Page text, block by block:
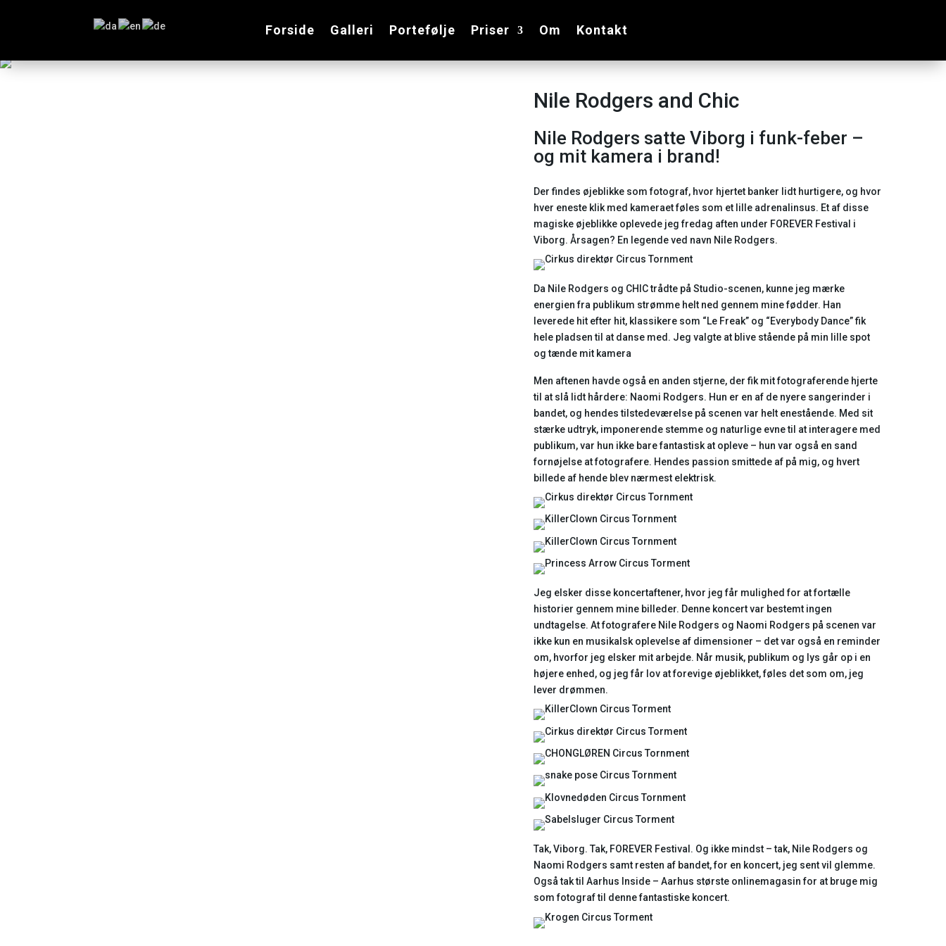
Forside Galleri Portefølje Priser Om Kontakt
Nile Rodgers and Chic
Nile Rodgers satte Viborg i funk-feber –
og mit kamera i brand!
Der findes øjeblikke som fotograf, hvor hjertet banker lidt hurtigere, og hvor
hver eneste klik med kameraet føles som et lille adrenalinsus. Et af disse
magiske øjeblikke oplevede jeg fredag aften under FOREVER Festival i
Viborg. Årsagen? En legende ved navn Nile Rodgers.
Da Nile Rodgers og CHIC trådte på Studio-scenen, kunne jeg mærke
energien fra publikum strømme helt ned gennem mine fødder. Han
leverede hit efter hit, klassikere som “Le Freak” og “Everybody Dance” fik
hele pladsen til at danse med. Jeg valgte at blive stående på min lille spot
og tænde mit kamera
Men aftenen havde også en anden stjerne, der fik mit fotograferende hjerte
til at slå lidt hårdere: Naomi Rodgers. Hun er en af de nyere sangerinder i
bandet, og hendes tilstedeværelse på scenen var helt enestående. Med sit
stærke udtryk, imponerende stemme og naturlige evne til at interagere med
publikum, var hun ikke bare fantastisk at opleve – hun var også en sand
fornøjelse at fotografere. Hendes passion smittede af på mig, og hvert
billede af hende blev nærmest elektrisk.
Jeg elsker disse koncertaftener, hvor jeg får mulighed for at fortælle
historier gennem mine billeder. Denne koncert var bestemt ingen
undtagelse. At fotografere Nile Rodgers og Naomi Rodgers på scenen var
ikke kun en musikalsk oplevelse af dimensioner – det var også en reminder
om, hvorfor jeg elsker mit arbejde. Når musik, publikum og lys går op i en
højere enhed, og jeg får lov at forevige øjeblikket, føles det som om, jeg
lever drømmen.
Tak, Viborg. Tak, FOREVER Festival. Og ikke mindst – tak, Nile Rodgers og
Naomi Rodgers samt resten af bandet, for en koncert, jeg sent vil glemme.
Også tak til Aarhus Inside – Aarhus største onlinemagasin for at bruge mig
som fotograf til denne fantastiske koncert.